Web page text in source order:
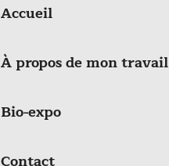
Accueil
À propos de mon travail
Bio-expo
Contact